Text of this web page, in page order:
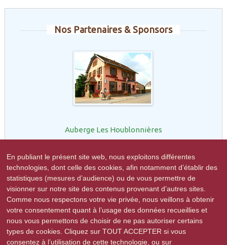
Nos Partenaires & Sponsors
Auberge Les Houblonnières
Restaurant le Marronnier
En publiant le présent site web, nous exploitons différentes
technologies, dont celle des cookies, afin notamment d’établir des
statistiques (mesures d’audience) ou de vous permettre de
visionner sur notre site des contenus provenant d’autres sites.
Comme nous respectons votre vie privée, nous veillons à obtenir
votre consentement quant à l’usage des données recueillies et
nous vous permettons de choisir de ne pas autoriser certains
types de cookies. Cliquez sur TOUT ACCEPTER si vous
consentez à l’utilisation de cette technologie, ou sur